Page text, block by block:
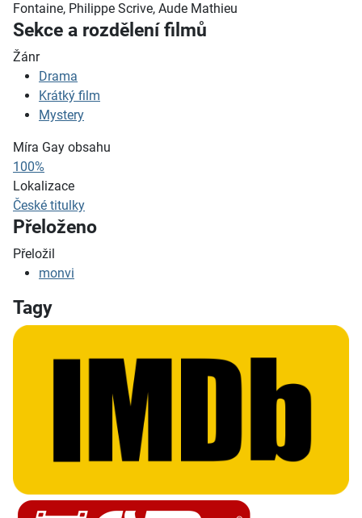
Fontaine, Philippe Scrive, Aude Mathieu
Sekce a rozdělení filmů
Žánr
Drama
Krátký film
Mystery
Míra Gay obsahu
100%
Lokalizace
České titulky
Přeloženo
Přeložil
monvi
Tagy